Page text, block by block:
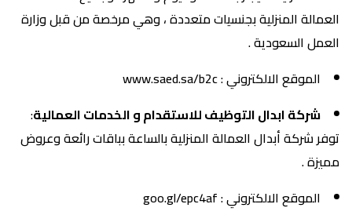
العمالة المنزلية بجنسيات متعددة ، وهي مرخصة من قبل وزارة
العمل السعودية .
الموقع الالكتروني : www.saed.sa/b2c
شركة ابدال التوظيف للاستقدام و الخدمات العمالية:
توفر شركة أبدال العمالة المنزلية بالساعة بباقات رائعة وعروض
مميزة .
الموقع الالكتروني : goo.gl/epc4af